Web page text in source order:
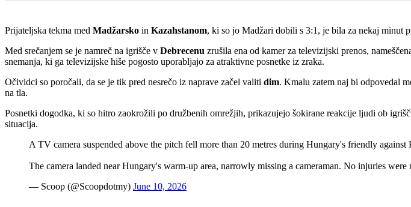
Prijateljska tekma med Madžarsko in Kazahstanom, ki so jo Madžari dobili s 3:1, je bila za nekaj minut
Med srečanjem se je namreč na igrišče v Debrecenu zrušila ena od kamer za televizijski prenos,
snemanja, ki ga televizijske hiše pogosto uporabljajo za atraktivne posnetke iz zraka.
Očividci so poročali, da se je tik pred nesrečo iz naprave začel valiti dim. Kmalu zatem naj bi odpovedal
na tla.
Posnetki dogodka, ki so hitro zaokrožili po družbenih omrežjih, prikazujejo šokirane reakcije ljudi ob
situacija.
A TV camera suspended above the pitch fell more than 20 metres during Hungary's friendly
The camera landed near Hungary's warm-up area, narrowly missing a cameraman. No injuries
— Scoop (@Scoopdotmy) June 10, 2026